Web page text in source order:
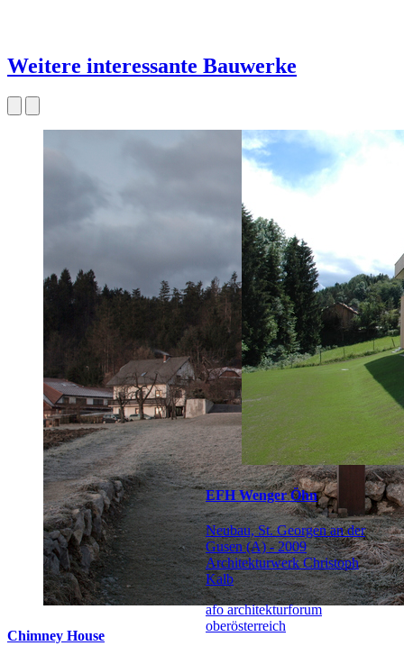
Weitere interessante Bauwerke
Chimney House
EFH Wenger Öhn
Neubau, St. Georgen an der
Gusen (A) - 2009
Architekturwerk Christoph
Kalb
afo architekturforum
oberösterreich